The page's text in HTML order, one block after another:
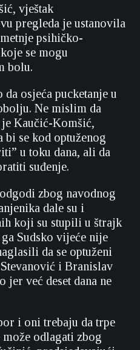
vještak
pregleda je ustanovila
psihičko-
se mogu
bolu.
osjeća pucketanje u
Ne mislim da
Kaučić-Komšić,
bi se kod optuženog
u toku dana, ali da
suđenje.
zbog navodnog
dale su i
koji su stupili u štrajk
Sudsko vijeće nije
da se optuženi
i Branislav
jer već deset dana ne
i oni trebaju da trpe
može odlagati zbog